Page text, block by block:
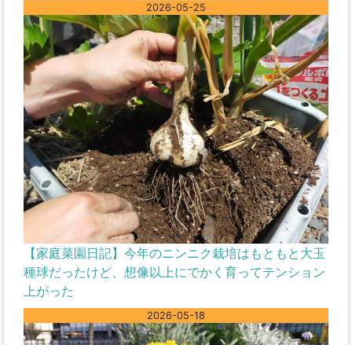
2026-05-25
【家庭菜園日記】今年のニンニク栽培はもともと大玉
種球だったけど、想像以上にでかく育ってテンション
上がった
2026-05-18